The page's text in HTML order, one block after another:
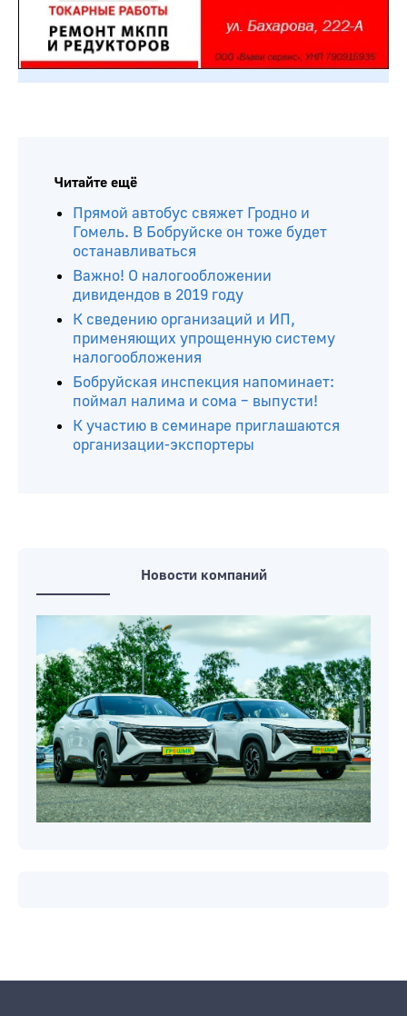
Читайте ещё
Прямой автобус свяжет Гродно и
Гомель. В Бобруйске он тоже будет
останавливаться
Важно! О налогообложении
дивидендов в 2019 году
К сведению организаций и ИП,
применяющих упрощенную систему
налогообложения
Бобруйская инспекция напоминает:
поймал налима и сома – выпусти!
К участию в семинаре приглашаются
организации-экспортеры
Новости компаний